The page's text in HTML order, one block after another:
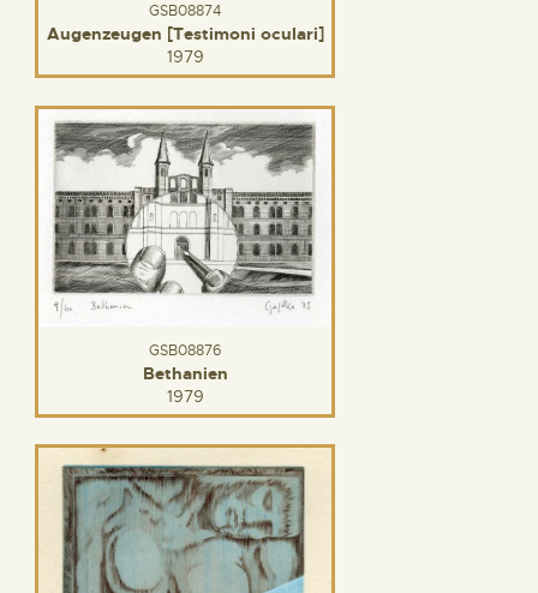
GSB08874
Augenzeugen [Testimoni oculari]
1979
GSB08876
Bethanien
1979